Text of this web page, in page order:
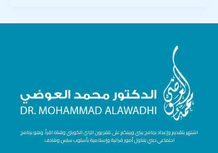
اشتهر بتقديم وإعداد برنامج بيني وبينكم على تلفزيون الراي الكويتي وقناة اقرأ، وهو برنامج
اجتماعي ديني يتناول أمور قرآنية وإسلامية بأسلوب سلس وهادف.